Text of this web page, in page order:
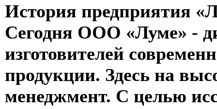
История предприятия
Сегодня ООО «Луме» -
изготовителей
продукции. Здесь на
менеджмент. С целью